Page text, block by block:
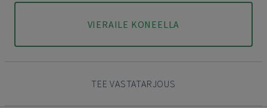
VIERAILE KONEELLA
TEE VASTATARJOUS